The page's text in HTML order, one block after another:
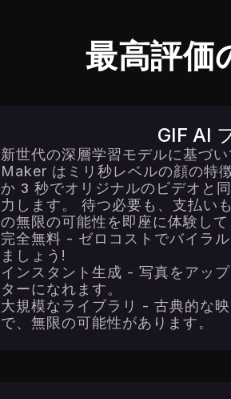
最高評価
GIF AI
新世代の深層学習モデルに基づ
Maker はミリ秒レベルの顔の特
か 3 秒でオリジナルのビデオと
力します。 待つ必要も、支払い
の無限の可能性を即座に体験して
完全無料 - ゼロコストでバイラ
ましょう!
インスタント生成 - 写真をアッ
ターになれます。
大規模なライブラリ - 古典的な
で、無限の可能性があります。